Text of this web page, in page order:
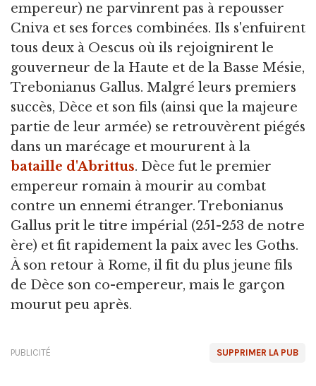
empereur) ne parvinrent pas à repousser
Cniva et ses forces combinées. Ils s'enfuirent
tous deux à Oescus où ils rejoignirent le
gouverneur de la Haute et de la Basse Mésie,
Trebonianus Gallus. Malgré leurs premiers
succès, Dèce et son fils (ainsi que la majeure
partie de leur armée) se retrouvèrent piégés
dans un marécage et moururent à la
bataille d'Abrittus. Dèce fut le premier
empereur romain à mourir au combat
contre un ennemi étranger. Trebonianus
Gallus prit le titre impérial (251-253 de notre
ère) et fit rapidement la paix avec les Goths.
À son retour à Rome, il fit du plus jeune fils
de Dèce son co-empereur, mais le garçon
mourut peu après.
SUPPRIMER LA PUB
PUBLICITÉ